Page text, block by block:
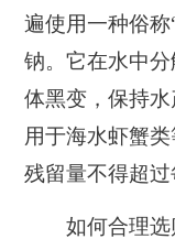
遍使用一种俗
钠。它在水中
体黑变，保持
用于海水虾蟹
残留量不得超过
如何合理选